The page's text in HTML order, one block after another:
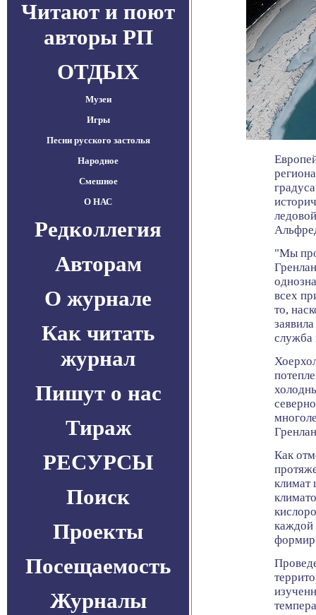
Читают и поют
авторы РП
ОТДЫХ
Музеи
Игры
Песни русского застолья
Народное
Смешное
О НАС
Редколлегия
Авторам
О журнале
Как читать
журнал
Пишут о нас
Тираж
РЕСУРСЫ
Поиск
Проекты
Посещаемость
Журналы
"Мы
всех
то,
служба
Как
климат
каждой